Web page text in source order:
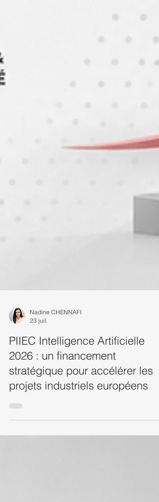
Nadine CHENNAFI
23 juil.
PIIEC Intelligence Artificielle
2026 : un financement
stratégique pour accélérer les
projets industriels européens